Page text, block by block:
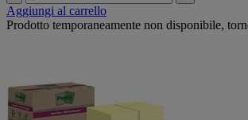
Aggiungi al carrello
Prodotto temporaneamente non disponibile,